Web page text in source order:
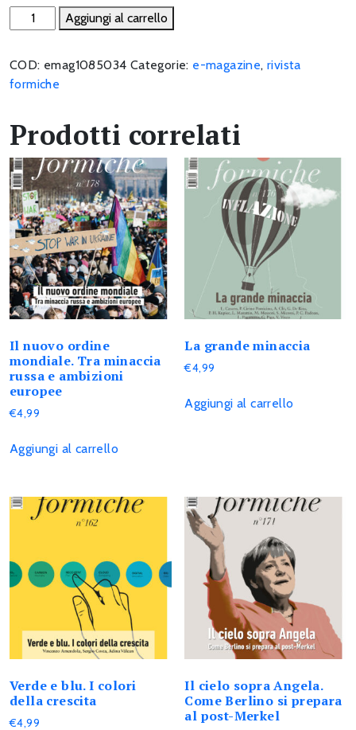
Separati
(e
Perché
il
reclama
l’autonomia
quantità
Aggiungi al carrello
COD: emag1085034 Categorie: e-magazine,rivista
formiche
Prodotti correlati
Il nuovo ordine
mondiale. Tra minaccia
russa e ambizioni
europee
€4,99
Aggiungi al carrello
La grande minaccia
€4,99
Aggiungi al carrello
Verde e blu. I colori
della crescita
€4,99
Il cielo sopra Angela.
Come Berlino si prepara
al post-Merkel